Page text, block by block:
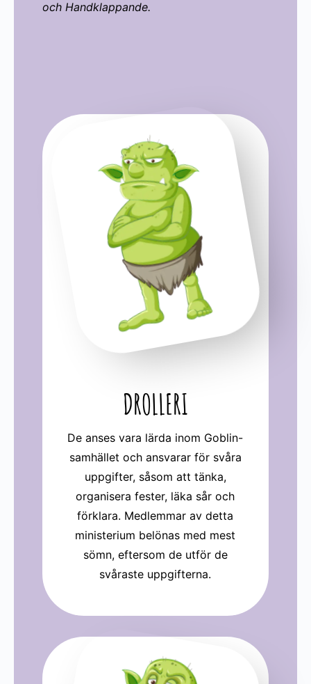
och Handklappande.
DROLLERI
De anses vara lärda inom Goblin-
samhället och ansvarar för svåra
uppgifter, såsom att tänka,
organisera fester, läka sår och
förklara. Medlemmar av detta
ministerium belönas med mest
sömn, eftersom de utför de
svåraste uppgifterna.